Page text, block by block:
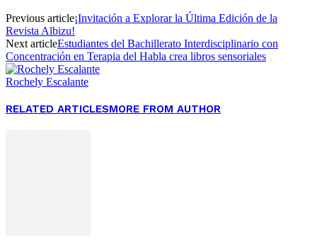
Previous article¡Invitación a Explorar la Última Edición de la
Revista Albizu!
Next articleEstudiantes del Bachillerato Interdisciplinario con
Concentración en Terapia del Habla crea libros sensoriales
Rochely Escalante
RELATED ARTICLESMORE FROM AUTHOR